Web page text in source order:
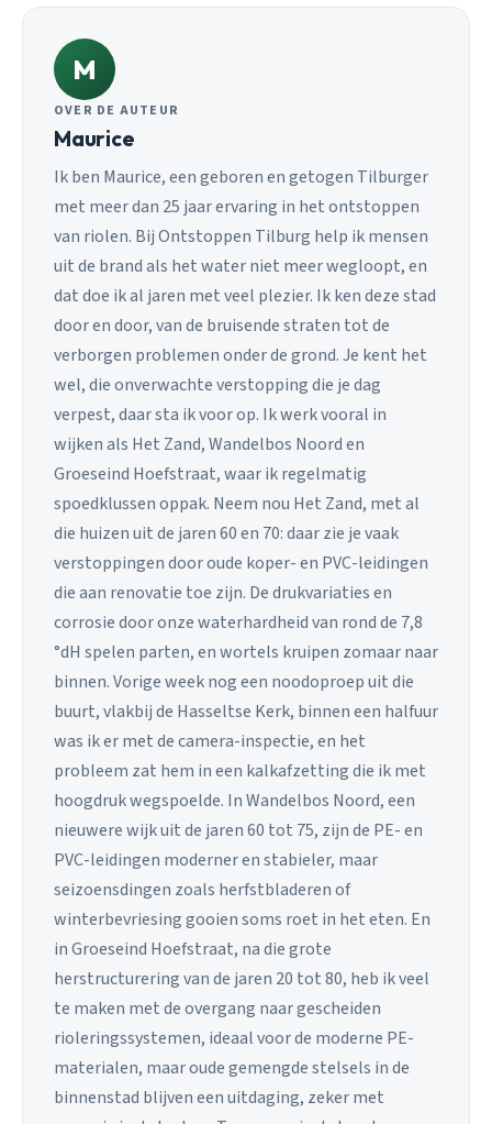
M
OVER DE AUTEUR
Maurice
Ik ben Maurice, een geboren en getogen Tilburger
met meer dan 25 jaar ervaring in het ontstoppen
van riolen. Bij Ontstoppen Tilburg help ik mensen
uit de brand als het water niet meer wegloopt, en
dat doe ik al jaren met veel plezier. Ik ken deze stad
door en door, van de bruisende straten tot de
verborgen problemen onder de grond. Je kent het
wel, die onverwachte verstopping die je dag
verpest, daar sta ik voor op. Ik werk vooral in
wijken als Het Zand, Wandelbos Noord en
Groeseind Hoefstraat, waar ik regelmatig
spoedklussen oppak. Neem nou Het Zand, met al
die huizen uit de jaren 60 en 70: daar zie je vaak
verstoppingen door oude koper- en PVC-leidingen
die aan renovatie toe zijn. De drukvariaties en
corrosie door onze waterhardheid van rond de 7,8
°dH spelen parten, en wortels kruipen zomaar naar
binnen. Vorige week nog een noodoproep uit die
buurt, vlakbij de Hasseltse Kerk, binnen een halfuur
was ik er met de camera-inspectie, en het
probleem zat hem in een kalkafzetting die ik met
hoogdruk wegspoelde. In Wandelbos Noord, een
nieuwere wijk uit de jaren 60 tot 75, zijn de PE- en
PVC-leidingen moderner en stabieler, maar
seizoensdingen zoals herfstbladeren of
winterbevriesing gooien soms roet in het eten. En
in Groeseind Hoefstraat, na die grote
herstructurering van de jaren 20 tot 80, heb ik veel
te maken met de overgang naar gescheiden
rioleringssystemen, ideaal voor de moderne PE-
materialen, maar oude gemengde stelsels in de
binnenstad blijven een uitdaging, zeker met